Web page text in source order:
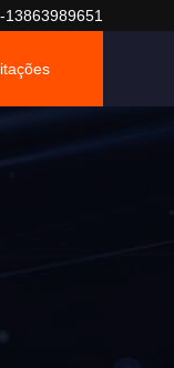
13863989651